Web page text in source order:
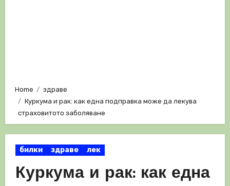
Home
здраве
Куркума и рак: как една подправка може да лекува
страховитото заболяване
билки здраве лек
Куркума и рак: как една